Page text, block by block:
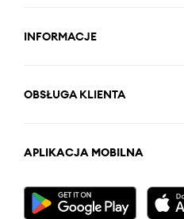
INFORMACJE
OBSŁUGA KLIENTA
APLIKACJA MOBILNA